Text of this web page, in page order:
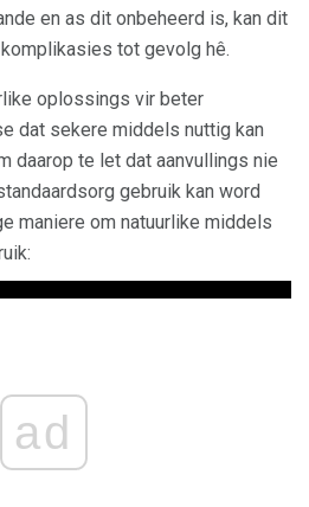
en as dit onbeheerd is, kan dit
tot gevolg hê.
oplossings vir beter
dat sekere middels nuttig kan
daarop te let dat aanvullings nie
gebruik kan word
maniere om natuurlike middels
ad